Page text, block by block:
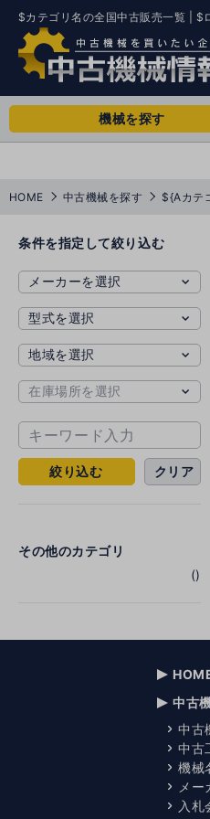
$カテゴリ名の全国中古販売一覧 | $
機械を探す
HOME 中古機械を探す ${Aカテ
条件を指定して絞り込む
絞り込む クリア
その他のカテゴリ
()
中古
中古
中古
機械
メー
入札